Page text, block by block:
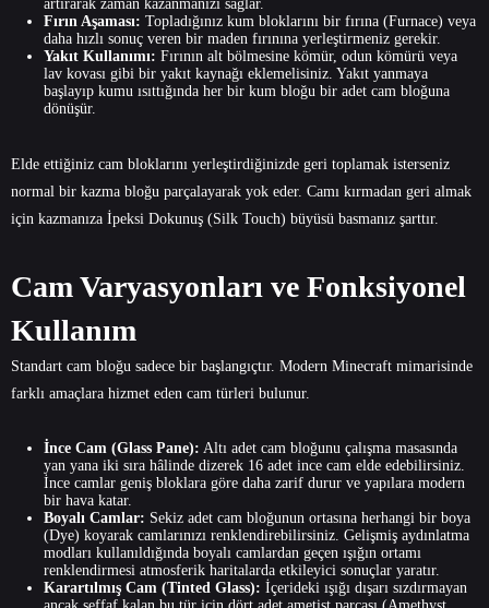
artırarak zaman kazanmanızı sağlar.
Fırın Aşaması: Topladığınız kum bloklarını bir fırına (Furnace) veya
daha hızlı sonuç veren bir maden fırınına yerleştirmeniz gerekir.
Yakıt Kullanımı: Fırının alt bölmesine kömür, odun kömürü veya
lav kovası gibi bir yakıt kaynağı eklemelisiniz. Yakıt yanmaya
başlayıp kumu ısıttığında her bir kum bloğu bir adet cam bloğuna
dönüşür.
Elde ettiğiniz cam bloklarını yerleştirdiğinizde geri toplamak isterseniz
normal bir kazma bloğu parçalayarak yok eder. Camı kırmadan geri almak
için kazmanıza İpeksi Dokunuş (Silk Touch) büyüsü basmanız şarttır.
Cam Varyasyonları ve Fonksiyonel
Kullanım
Standart cam bloğu sadece bir başlangıçtır. Modern Minecraft mimarisinde
farklı amaçlara hizmet eden cam türleri bulunur.
İnce Cam (Glass Pane): Altı adet cam bloğunu çalışma masasında
yan yana iki sıra hâlinde dizerek 16 adet ince cam elde edebilirsiniz.
İnce camlar geniş bloklara göre daha zarif durur ve yapılara modern
bir hava katar.
Boyalı Camlar: Sekiz adet cam bloğunun ortasına herhangi bir boya
(Dye) koyarak camlarınızı renklendirebilirsiniz. Gelişmiş aydınlatma
modları kullanıldığında boyalı camlardan geçen ışığın ortamı
renklendirmesi atmosferik haritalarda etkileyici sonuçlar yaratır.
Karartılmış Cam (Tinted Glass): İçerideki ışığı dışarı sızdırmayan